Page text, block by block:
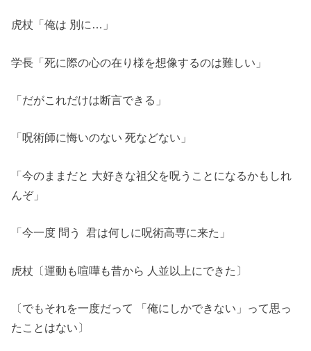
虎杖「俺は 別に…」
学長「死に際の心の在り様を想像するのは難しい」
「だがこれだけは断言できる」
「呪術師に悔いのない 死などない」
「今のままだと 大好きな祖父を呪うことになるかもしれ
んぞ」
「今一度 問う 君は何しに呪術高専に来た」
虎杖〔運動も喧嘩も昔から 人並以上にできた〕
〔でもそれを一度だって 「俺にしかできない」って思っ
たことはない〕